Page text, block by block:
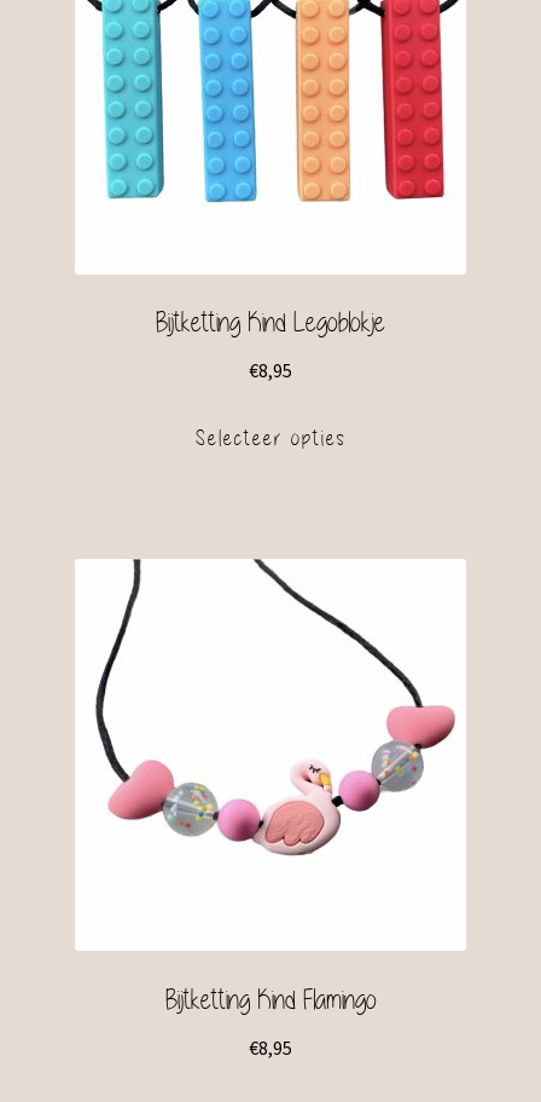
Bijtketting Kind Legoblokje
€8,95
Selecteer opties
Bijtketting Kind Flamingo
€8,95